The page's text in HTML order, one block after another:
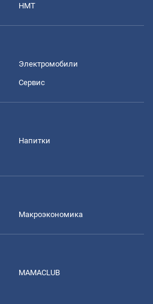
НМТ
Электромобили
Сервис
Напитки
Mакроэкономика
MAMACLUB